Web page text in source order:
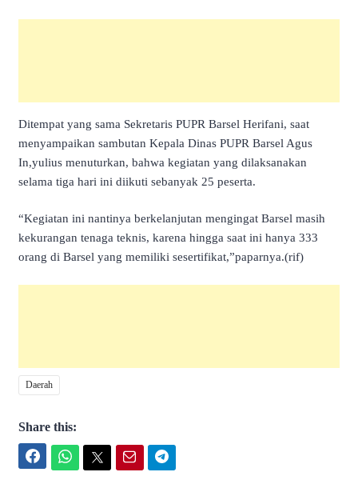
Ditempat yang sama Sekretaris PUPR Barsel Herifani, saat
menyampaikan sambutan Kepala Dinas PUPR Barsel Agus
In,yulius menuturkan, bahwa kegiatan yang dilaksanakan
selama tiga hari ini diikuti sebanyak 25 peserta.
“Kegiatan ini nantinya berkelanjutan mengingat Barsel masih
kekurangan tenaga teknis, karena hingga saat ini hanya 333
orang di Barsel yang memiliki sesertifikat,”paparnya.(rif)
Daerah
Share this: